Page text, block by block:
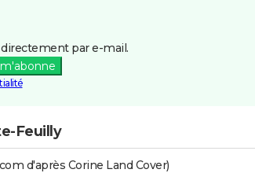
par e-mail.
Feuilly
d'après Corine Land Cover)